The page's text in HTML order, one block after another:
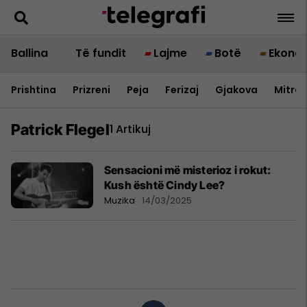
Ballina Të fundit Lajme Botë
Prishtina Prizreni Peja Ferizaj Gjakova
Patrick Flegel1 Artikuj
Sensacioni më misterioz i rokut:
Kush është Cindy Lee?
Muzika 14/03/2025